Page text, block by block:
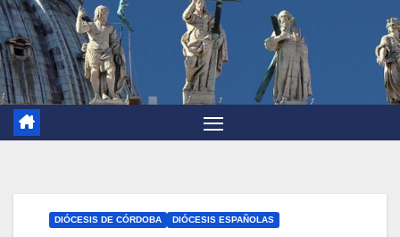
DIÓCESIS DE CÓRDOBA DIÓCESIS ESPAÑOLAS